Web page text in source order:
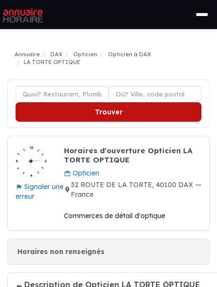
Annuaire DAX Opticien
Opticien à DAX
LA TORTE OPTIQUE
Trouver
Signaler une
erreur
Horaires d'ouverture Opticien LA
TORTE OPTIQUE
Opticien
32 ROUTE DE LA TORTE, 40100 DAX —
France
Commerces de détail d'optique
Horaires non renseignés
Description de Opticien LA TORTE OPTIQUE